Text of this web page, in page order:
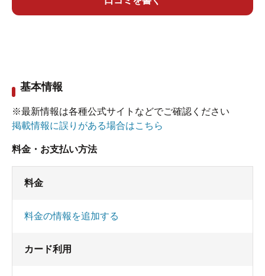
しょうね。
基本情報
※最新情報は各種公式サイトなどでご確認ください
掲載情報に誤りがある場合はこちら
料金・お支払い方法
料金
料金の情報を追加する
カード利用